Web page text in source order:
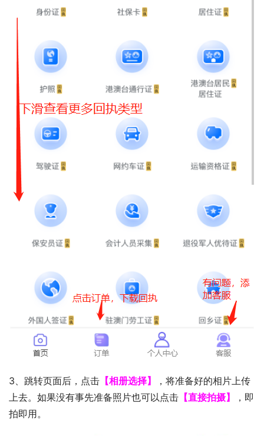
3、跳转页面后，点击 【相册选择】
，将准备好的相片上传
上去。如果没有事先准备照片也可以点击 【直接拍摄】
，即
拍即用。